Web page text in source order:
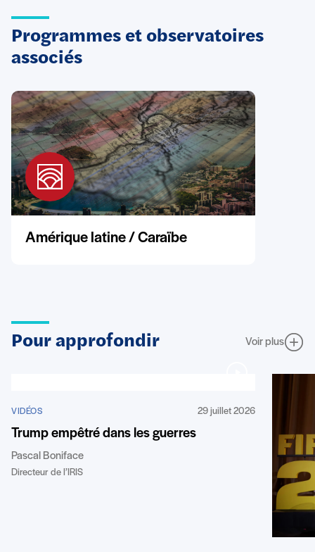
Programmes et observatoires
associés
Amérique latine / Caraïbe
Pour approfondir Voir plus
VIDÉOS 29 juillet 2026
Trump empêtré dans les guerres
Pascal Boniface
Directeur de l’IRIS